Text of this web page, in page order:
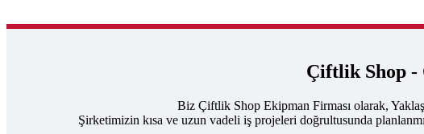
Çiftlik Shop -
Biz Çiftlik Shop Ekipman Firması olarak,
Şirketimizin kısa ve uzun vadeli iş projeleri doğrultusunda